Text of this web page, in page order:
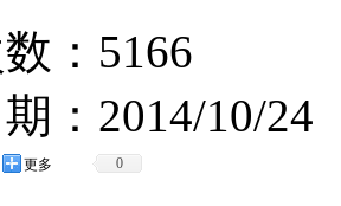
： 5166
： 2014/10/24
更多 0